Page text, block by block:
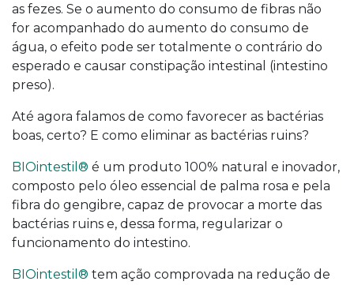
as fezes. Se o aumento do consumo de fibras não
for acompanhado do aumento do consumo de
água, o efeito pode ser totalmente o contrário do
esperado e causar constipação intestinal (intestino
preso).
Até agora falamos de como favorecer as bactérias
boas, certo? E como eliminar as bactérias ruins?
BIOintestil® é um produto 100% natural e inovador,
composto pelo óleo essencial de palma rosa e pela
fibra do gengibre, capaz de provocar a morte das
bactérias ruins e, dessa forma, regularizar o
funcionamento do intestino.
BIOintestil® tem ação comprovada na redução de